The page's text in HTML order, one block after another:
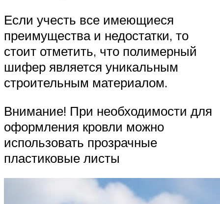
Если учесть все имеющиеся
преимущества и недостатки, то
стоит отметить, что полимерный
шифер является уникальным
строительным материалом.
Внимание! При необходимости для
оформления кровли можно
использовать прозрачные
пластиковые листы